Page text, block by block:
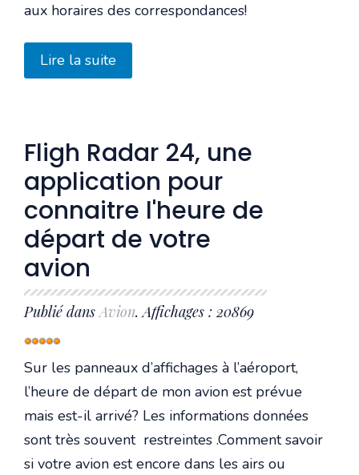
aux horaires des correspondances!
Lire la suite
Fligh Radar 24, une
application pour
connaitre l'heure de
départ de votre
avion
Publié dansAvion. Affichages : 20869
Vote
utilisateur:5/5
Sur les panneaux d’affichages à l’aéroport,
l’heure de départ de mon avion est prévue
mais est-il arrivé? Les informations données
sont très souvent restreintes .Comment savoir
si votre avion est encore dans les airs ou